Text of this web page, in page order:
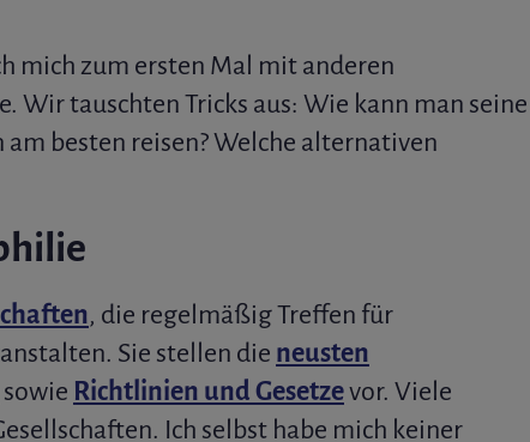
mich zum ersten Mal mit anderen
Wir tauschten Tricks aus: Wie kann man seine
besten reisen? Welche alternativen
, die regelmäßig Treffen für
Sie stellen die neusten
sowie Richtlinien und Gesetzevor. Viele
Ich selbst habe mich keiner